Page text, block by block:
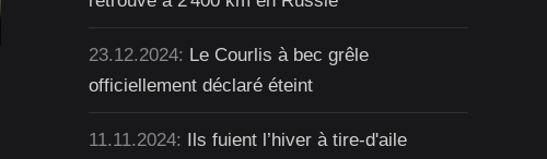
23.12.2024: Le Courlis à bec grêle
officiellement déclaré éteint
11.11.2024: Ils fuient l’hiver à tire-d'aile